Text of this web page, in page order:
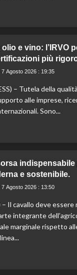
e vino: l’IRVO
più
7 Agosto 2026 : 19:35
– Tutela della
alle imprese,
Sono...
indispensabile
e sostenibile.
7 Agosto 2026 : 13:50
– Il cavallo deve
integrante
marginale rispetto